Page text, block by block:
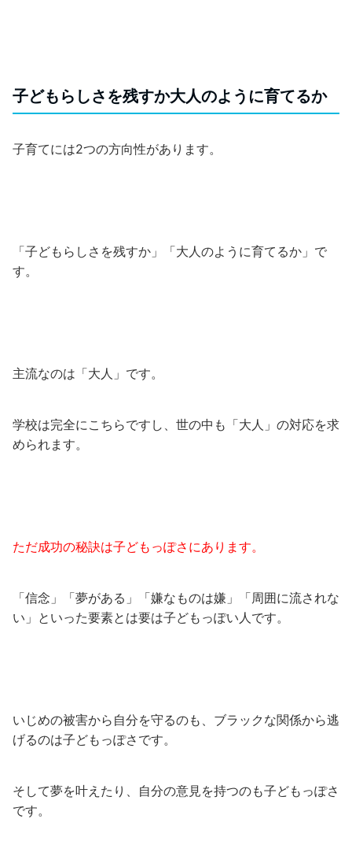
子どもらしさを残すか大人のように育てるか
子育てには2つの方向性があります。
「子どもらしさを残すか」「大人のように育てるか」で
す。
主流なのは「大人」です。
学校は完全にこちらですし、世の中も「大人」の対応を求
められます。
ただ成功の秘訣は子どもっぽさにあります。
「信念」「夢がある」「嫌なものは嫌」「周囲に流されな
い」といった要素とは要は子どもっぽい人です。
いじめの被害から自分を守るのも、ブラックな関係から逃
げるのは子どもっぽさです。
そして夢を叶えたり、自分の意見を持つのも子どもっぽさ
です。